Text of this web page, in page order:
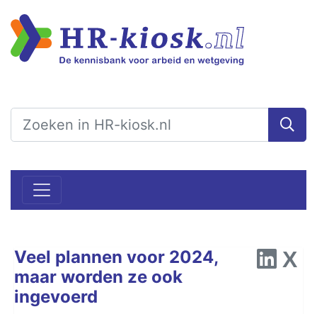
Veel plannen voor 2024,
maar worden ze ook
ingevoerd